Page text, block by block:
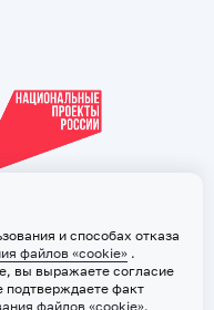
и способах отказа
файлов «cookie» .
вы выражаете согласие
подтверждаете факт
файлов «cookie».